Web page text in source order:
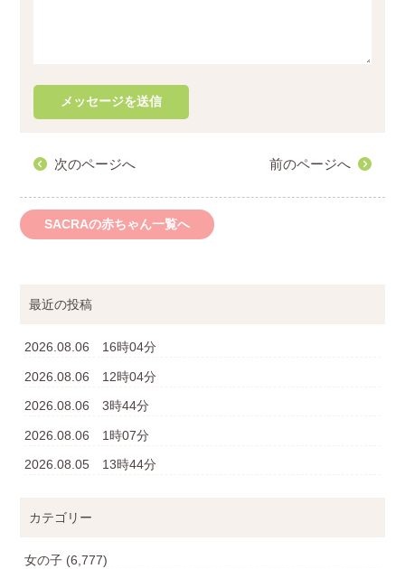
次のページへ 前のページへ
SACRAの赤ちゃん一覧へ
最近の投稿
2026.08.06 16時04分
2026.08.06 12時04分
2026.08.06 3時44分
2026.08.06 1時07分
2026.08.05 13時44分
カテゴリー
女の子 (6,777)